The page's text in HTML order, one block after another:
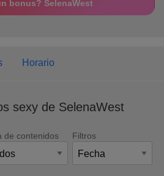
bonus? SelenaWest
Horario
sexy de SelenaWest
de contenidos Filtros